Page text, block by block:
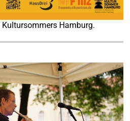
Hamburg.